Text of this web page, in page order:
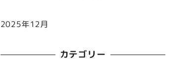
2025年12月
カテゴリー